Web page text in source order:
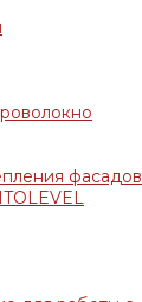
фасадов